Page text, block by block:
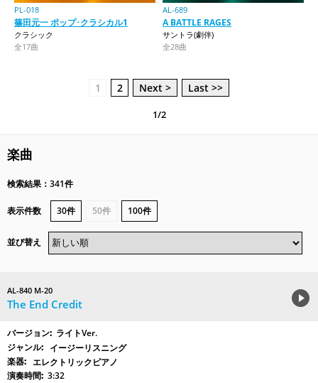
PL-018
篠田元一 ポップ･クラシカル1
クラシック
全17曲
AL-689
A BATTLE RAGES
サントラ(劇伴)
全28曲
1 2 Next > Last >>
1/2
楽曲
検索結果：341件
表示件数 30件 50件 100件
並び替え
AL-840 M-20
The End Credit
ライトVer.
イージーリスニング
エレクトリックピアノ
3:32